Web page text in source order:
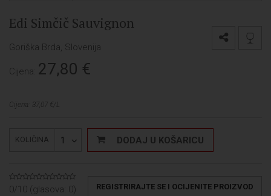
Edi Simčič Sauvignon
Goriška Brda, Slovenija
Cijena: 27,80 €
Cijena: 37,07 €/L
KOLIČINA 1 DODAJ U KOŠARICU
0/10 (glasova: 0) REGISTRIRAJTE SE I OCIJENITE PROIZVOD